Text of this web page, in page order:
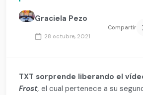
Graciela Pezo
28 octubre, 2021
Compartir
TXT sorprende liberando el
Frost,el cual pertenece a su